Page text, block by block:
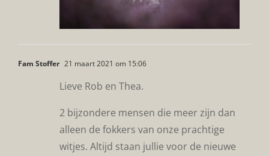
Fam Stoffer 21 maart 2021 om 15:06
Lieve Rob en Thea.
2 bijzondere mensen die meer zijn dan
alleen de fokkers van onze prachtige
witjes. Altijd staan jullie voor de nieuwe